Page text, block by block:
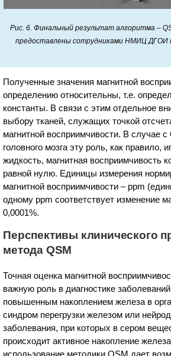
Рис. 6. Финальный результат алгоритма –
предоставлены сотрудниками НМИЦ ДГОИ
Полученные значения магнитной
определению относительны, т.е.
константы. В связи с этим отдельное
выбору тканей, служащих точкой
магнитной восприимчивости. В случае
головного мозга эту роль, как правило,
жидкость, магнитная восприимчивость
равной нулю. Единицы измерения
магнитной восприимчивости – ppm
одному ppm соответствует изменение
0,0001%.
Перспективы клинического
метода QSM
Точная оценка магнитной
важную роль в диагностике
повышенным накоплением железа в
синдром перегрузки железом или
заболевания, при которых в сером
происходит активное накопление
использование методики QSM дает